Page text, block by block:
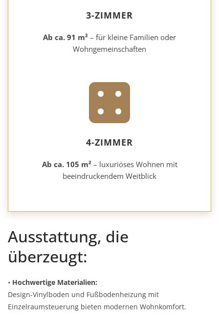
3-ZIMMER
Ab ca. 91 m² – für kleine Familien oder
Wohngemeinschaften
4-ZIMMER
Ab ca. 105 m²– luxuriöses Wohnen mit
beeindruckendem Weitblick
Ausstattung, die
überzeugt:
• Hochwertige Materialien:
Design-Vinylboden und Fußbodenheizung mit
Einzelraumsteuerung bieten modernen Wohnkomfort.